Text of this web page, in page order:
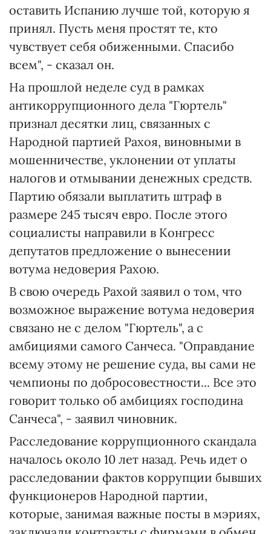
оставить Испанию лучше той, которую я
принял. Пусть меня простят те, кто
чувствует себя обиженными. Спасибо
всем", - сказал он.
На прошлой неделе суд в рамках
антикоррупционного дела "Гюртель"
признал десятки лиц, связанных с
Народной партией Рахоя, виновными в
мошенничестве, уклонении от уплаты
налогов и отмывании денежных средств.
Партию обязали выплатить штраф в
размере 245 тысяч евро. После этого
социалисты направили в Конгресс
депутатов предложение о вынесении
вотума недоверия Рахою.
В свою очередь Рахой заявил о том, что
возможное выражение вотума недоверия
связано не с делом "Гюртель", а с
амбициями самого Санчеса. "Оправдание
всему этому не решение суда, вы сами не
чемпионы по добросовестности... Все это
говорит только об амбициях господина
Санчеса", - заявил чиновник.
Расследование коррупционного скандала
началось около 10 лет назад. Речь идет о
расследовании фактов коррупции бывших
функционеров Народной партии,
которые, занимая важные посты в мэриях,